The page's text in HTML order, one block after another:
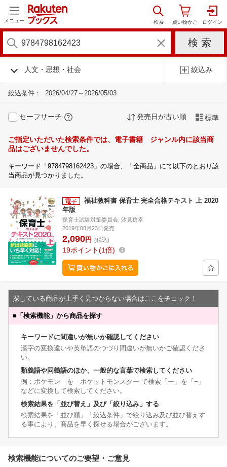
メニュー
人文・思想・社会 絞込み
絞込条件： 2026/04/27～2026/05/03
セーフサーチ 発売日が古い順 標準
ご指定いただいた検索条件では、電子書籍 ジャンル内に該当商
品はございませんでした。
キーワード「9784798162423」の場合、「全商品」にて以下のとおり該
当商品が見つかりました。
福祉教科書 保育士 完全合格テキスト 上 2020
年版
保育士試験対策委員会, 汐見稔幸
2019年08月23日発売
2,090円 (税込)
19ポイント 1倍
探している商品が上手く見つからない場合はここをチェック！
■ 「検索機能」から商品を探す
キーワードに間違いが無いか確認してください
漢字の変換違いや英単語のつづり間違いが無いかご確認くださ
い。
類義語や同義語のほか、一般的な言葉で検索してください
例：ポケモン を ポケットモンスター で検索「ー」を「−」
などに変換して検索してください。
検索結果を「並び替え」及び「絞り込み」する
検索結果を「並び順」「絞込条件」で絞り込み及び並び替えす
る事により、商品を早く探せる場合がございます。
検索機能についてのご要望・ご意見